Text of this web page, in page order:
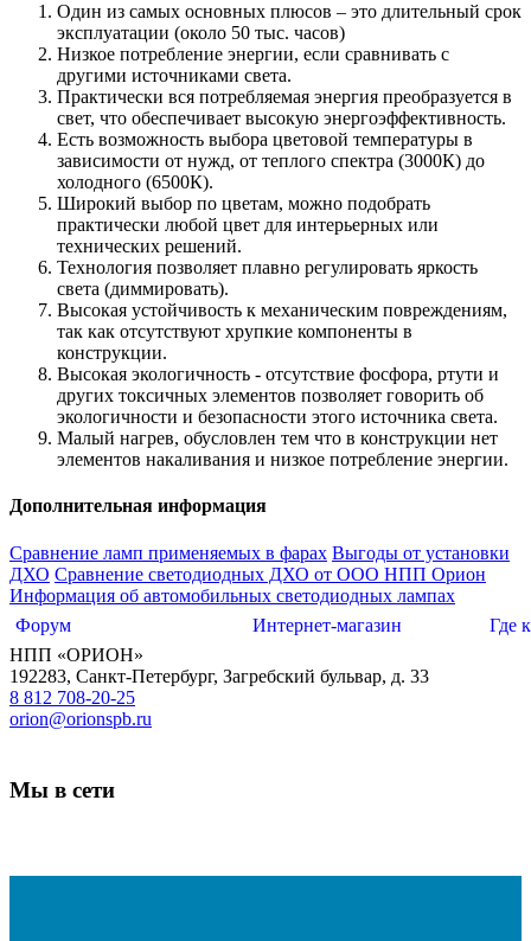
Один из самых основных плюсов – это длительный срок
эксплуатации (около 50 тыс. часов)
Низкое потребление энергии, если сравнивать с
другими источниками света.
Практически вся потребляемая энергия преобразуется в
свет, что обеспечивает высокую энергоэффективность.
Есть возможность выбора цветовой температуры в
зависимости от нужд, от теплого спектра (3000К) до
холодного (6500К).
Широкий выбор по цветам, можно подобрать
практически любой цвет для интерьерных или
технических решений.
Технология позволяет плавно регулировать яркость
света (диммировать).
Высокая устойчивость к механическим повреждениям,
так как отсутствуют хрупкие компоненты в
конструкции.
Высокая экологичность - отсутствие фосфора, ртути и
других токсичных элементов позволяет говорить об
экологичности и безопасности этого источника света.
Малый нагрев, обусловлен тем что в конструкции нет
элементов накаливания и низкое потребление энергии.
Дополнительная информация
Сравнение ламп применяемых в фарах Выгоды от установки
ДХО Сравнение светодиодных ДХО от ООО НПП Орион
Информация об автомобильных светодиодных лампах
Форум
Интернет-магазин
Где
НПП «ОРИОН»
192283, Санкт-Петербург, Загребский бульвар, д. 33
8 812 708-20-25
orion@orionspb.ru
Мы в сети